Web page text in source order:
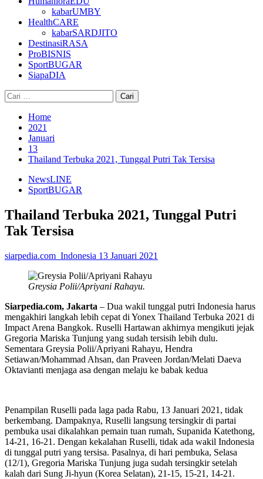
kabarUMBY
HealthCARE
kabarSARDJITO
DestinasiRASA
ProBISNIS
SportBUGAR
SiapaDIA
Cari
untuk:
Home
2021
Januari
13
Thailand Terbuka 2021, Tunggal Putri Tak Tersisa
NewsLINE
SportBUGAR
Thailand Terbuka 2021, Tunggal Putri
Tak Tersisa
siarpedia.com_Indonesia 13 Januari 2021
Greysia Polii/Apriyani Rahayu.
Siarpedia.com, Jakarta – Dua wakil tunggal putri Indonesia harus
mengakhiri langkah lebih cepat di Yonex Thailand Terbuka 2021 di
Impact Arena Bangkok. Ruselli Hartawan akhirnya mengikuti jejak
Gregoria Mariska Tunjung yang sudah tersisih lebih dulu.
Sementara Greysia Polii/Apriyani Rahayu, Hendra
Setiawan/Mohammad Ahsan, dan Praveen Jordan/Melati Daeva
Oktavianti menjaga asa dengan melaju ke babak kedua
Penampilan Ruselli pada laga pada Rabu, 13 Januari 2021, tidak
berkembang. Dampaknya, Ruselli langsung tersingkir di partai
pembuka usai dikalahkan pemain tuan rumah, Supanida Katethong,
14-21, 16-21. Dengan kekalahan Ruselli, tidak ada wakil Indonesia
di tunggal putri yang tersisa. Pasalnya, di hari pembuka, Selasa
(12/1), Gregoria Mariska Tunjung juga sudah tersingkir setelah
kalah dari Sung Ji-hyun (Korea Selatan), 21-15, 15-21, 14-21.